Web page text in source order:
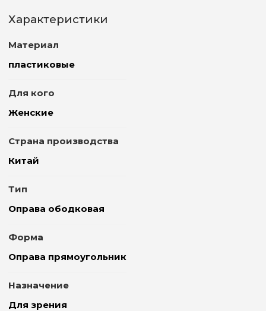
Характеристики
Материал
пластиковые
Для кого
Женские
Страна производства
Китай
Тип
Оправа ободковая
Форма
Оправа прямоугольник
Назначение
Для зрения